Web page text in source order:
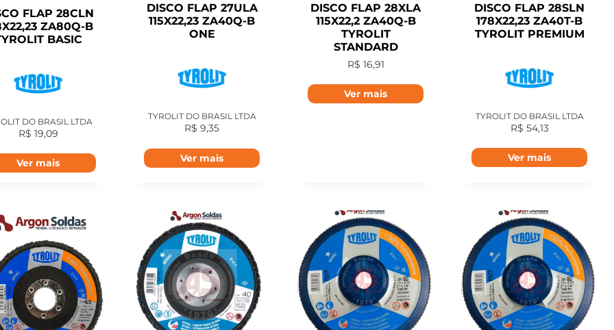
FLAP 28CLN
ZA80Q-B
BASIC
DO BRASIL LTDA
R$ 19,09
Ver mais
DISCO FLAP 27ULA
115X22,23 ZA40Q-B
ONE
TYROLIT DO BRASIL LTDA
R$ 9,35
Ver mais
DISCO FLAP 28XLA
115X22,2 ZA40Q-B
TYROLIT
STANDARD
R$ 16,91
Ver mais
DISCO FLAP 28SLN
178X22,23 ZA40T-B
TYROLIT PREMIUM
TYROLIT DO BRASIL LTDA
R$ 54,13
Ver mais